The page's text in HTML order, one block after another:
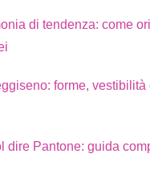
di tendenza: come
forme,
dire Pantone: guida